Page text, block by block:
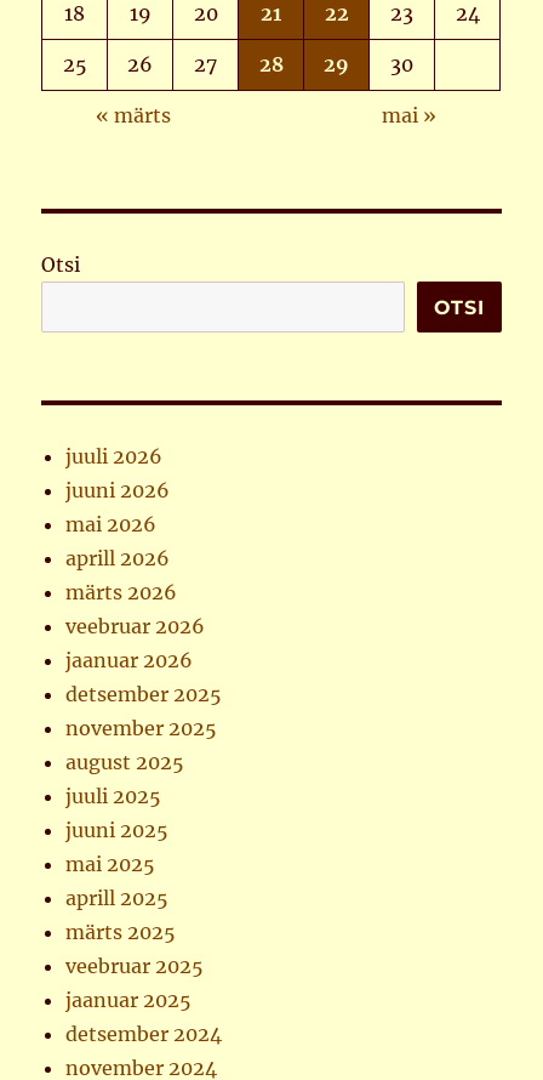
18 19 20 21 22 23 24
25 26 27 28 29 30
« märts mai »
Otsi
OTSI
juuli 2026
juuni 2026
mai 2026
aprill 2026
märts 2026
veebruar 2026
jaanuar 2026
detsember 2025
november 2025
august 2025
juuli 2025
juuni 2025
mai 2025
aprill 2025
märts 2025
veebruar 2025
jaanuar 2025
detsember 2024
november 2024